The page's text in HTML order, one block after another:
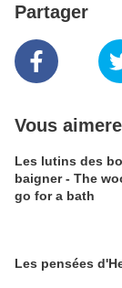
Partager
Vous
Les lutins des
baigner - The
go for a bath
Les pensées